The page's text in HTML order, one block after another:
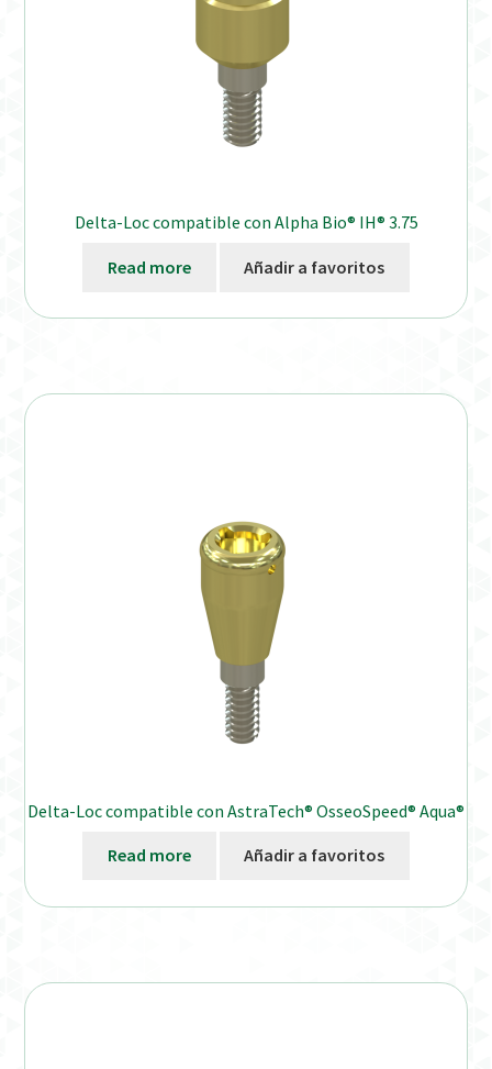
Delta-Loc compatible con Alpha Bio® IH® 3.75
Read more Añadir a favoritos
Delta-Loc compatible con AstraTech® OsseoSpeed® Aqua®
Read more Añadir a favoritos